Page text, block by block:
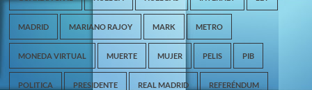
MADRID MARIANO RAJOY MARK METRO
MONEDA VIRTUAL MUERTE MUJER PELIS PIB
POLITICA PRESIDENTE REAL MADRID REFERÉNDUM